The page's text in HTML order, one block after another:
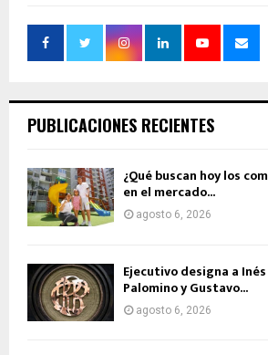
PUBLICACIONES RECIENTES
¿Qué buscan hoy los
en el mercado...
agosto 6, 2026
Ejecutivo designa a Inés
Palomino y Gustavo...
agosto 6, 2026